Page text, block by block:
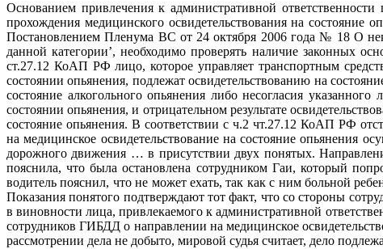
Основанием привлечения к административной
прохождения медицинского освидетельствования на
Постановлением Пленума ВС от 24 октября 2006 года № 18 О
данной категории’, необходимо проверять наличие законных
ст.27.12 КоАП РФ лицо, которое управляет транспортным
состоянии опьянения, подлежат освидетельствованию на
состояние алкогольного опьянения либо несогласия
состоянии опьянения, и отрицательном результате
состояние опьянения. В соответствии с ч.2 чт.27.12 КоАП РФ
на медицинское освидетельствование на состояние опьянения
дорожного движения … в присутствии двух понятых.
пояснила, что была остановлена сотрудником Гаи, который
водитель пояснил, что не может ехать, так как с ним больной
Показания понятого подтверждают тот факт, что со стороны
в виновности лица, привлекаемого к административной
сотрудников ГИБДД о направлении на медицинское
рассмотрении дела не добыто, мировой судья считает, дело